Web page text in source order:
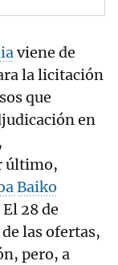
viene de
la licitación
que
en
último,
Baiko
28 de
las ofertas,
pero, a